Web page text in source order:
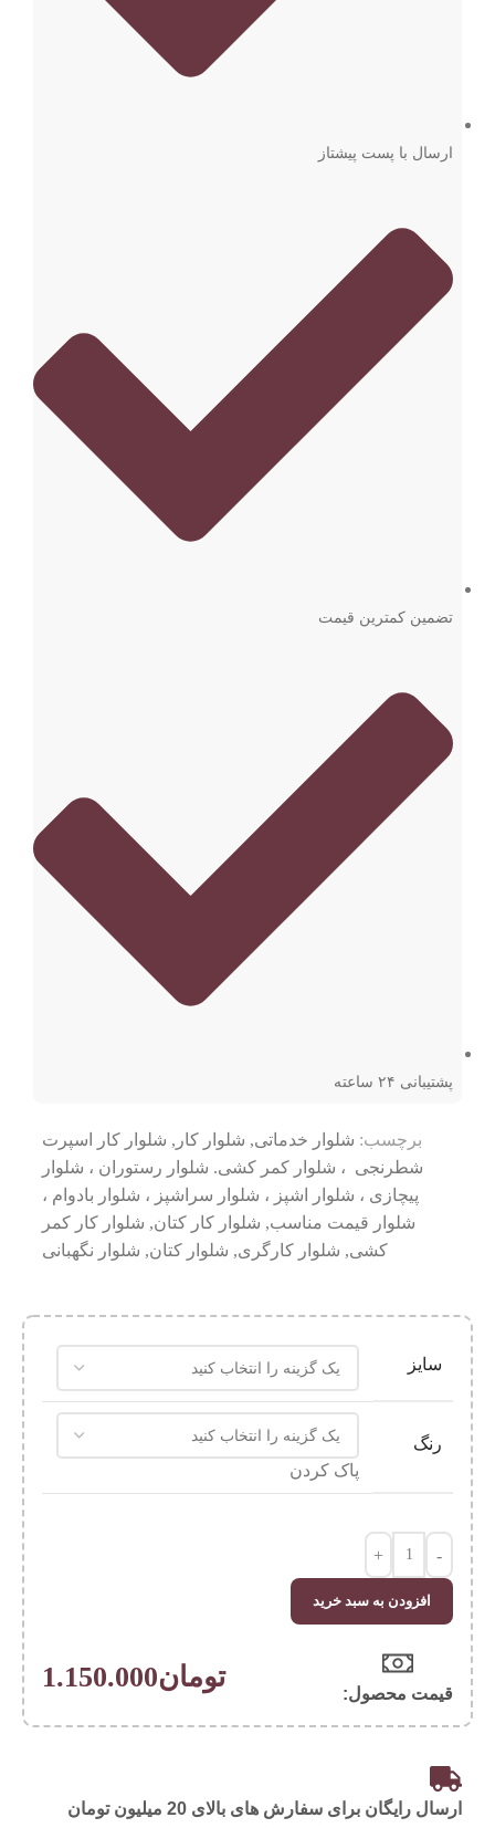
ارسال با پست پیشتاز
تضمین کمترین قیمت
پشتیبانی ۲۴ ساعته
برچسب: شلوار خدماتی, شلوار کار , شلوار کار اسپرت
شطرنجی ، شلوار کمر کشی. شلوار رستوران ، شلوار
پیچازی ، شلوار اشپز ، شلوار سراشپز ، شلوار بادوام ،
شلوار قیمت مناسب, شلوار کار کتان, شلوار کار کمر
کشی, شلوار کارگری, شلوار کتان, شلوار نگهبانی
سایز
رنگ
پاک کردن
-
+
افزودن به سبد خرید
قیمت محصول:​
تومان1.150.000
ارسال رایگان برای سفارش های بالای 20 میلیون تومان